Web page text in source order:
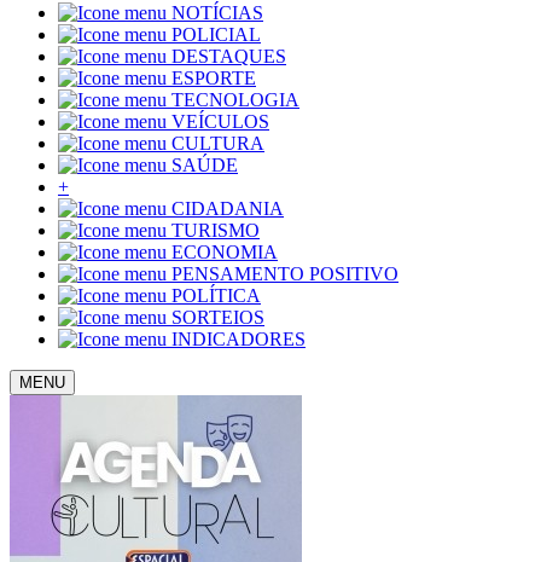
NOTÍCIAS
POLICIAL
DESTAQUES
ESPORTE
TECNOLOGIA
VEÍCULOS
CULTURA
SAÚDE
+
CIDADANIA
TURISMO
ECONOMIA
PENSAMENTO POSITIVO
POLÍTICA
SORTEIOS
INDICADORES
MENU